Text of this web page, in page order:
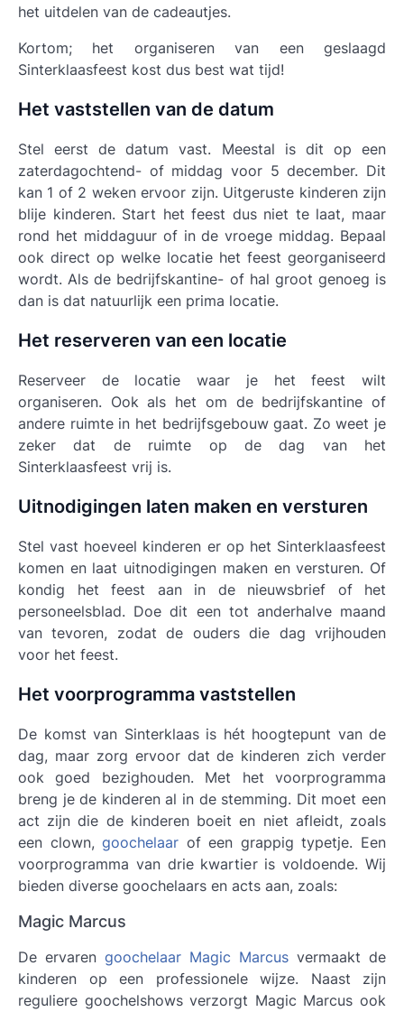
het uitdelen van de cadeautjes.
Kortom; het organiseren van een geslaagd
Sinterklaasfeest kost dus best wat tijd!​
Het vaststellen van de datum
Stel eerst de datum vast. Meestal is dit op een
zaterdagochtend- of middag voor 5 december. Dit
kan 1 of 2 weken ervoor zijn. Uitgeruste kinderen zijn
blije kinderen. Start het feest dus niet te laat, maar
rond het middaguur of in de vroege middag. Bepaal
ook direct op welke locatie het feest georganiseerd
wordt. Als de bedrijfskantine- of hal groot genoeg is
dan is dat natuurlijk een prima locatie.
Het reserveren van een locatie
Reserveer de locatie waar je het feest wilt
organiseren. Ook als het om de bedrijfskantine of
andere ruimte in het bedrijfsgebouw gaat. Zo weet je
zeker dat de ruimte op de dag van het
Sinterklaasfeest vrij is.
Uitnodigingen laten maken en versturen
Stel vast hoeveel kinderen er op het Sinterklaasfeest
komen en laat uitnodigingen maken en versturen. Of
kondig het feest aan in de nieuwsbrief of het
personeelsblad. Doe dit een tot anderhalve maand
van tevoren, zodat de ouders die dag vrijhouden
voor het feest.
Het voorprogramma vaststellen
De komst van Sinterklaas is hét hoogtepunt van de
dag, maar zorg ervoor dat de kinderen zich verder
ook goed bezighouden. Met het voorprogramma
breng je de kinderen al in de stemming. Dit moet een
act zijn die de kinderen boeit en niet afleidt, zoals
een clown,goochelaar of een grappig typetje. Een
voorprogramma van drie kwartier is voldoende. Wij
bieden diverse goochelaars en acts aan, zoals:
Magic Marcus
De ervaren goochelaar Magic Marcus vermaakt de
kinderen op een professionele wijze. Naast zijn
reguliere goochelshows verzorgt Magic Marcus ook